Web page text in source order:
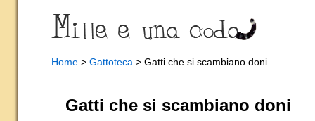
Home > Gattoteca > Gatti che si scambiano doni
Gatti che si scambiano doni